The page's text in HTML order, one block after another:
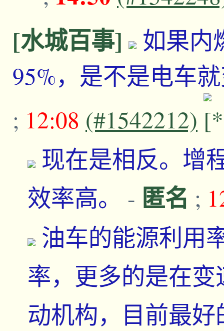
[水城百事]
如果内
95%，是不是电车
; 12:08 (#1542212)
现在是相反。增
效率高。 - 匿名 ;
油车的能源利用
率，更多的是在
动机构，目前最